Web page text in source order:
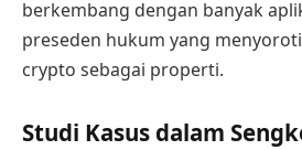
berkembang dengan banyak
preseden hukum yang
crypto sebagai properti.
Studi Kasus dalam